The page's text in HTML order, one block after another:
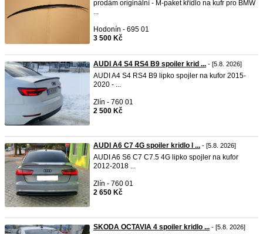
prodám originální - M-paket křídlo na kufr pro BMW
...
Hodonín - 695 01
3 500 Kč
AUDI A4 S4 RS4 B9 spoiler krid ... - [5.8. 2026]
AUDI A4 S4 RS4 B9 lipko spojler na kufor 2015-
2020 - ...
Zlín - 760 01
2 500 Kč
AUDI A6 C7 4G spoiler kridlo l ... - [5.8. 2026]
AUDI A6 S6 C7 C7.5 4G lipko spojler na kufor
2012-2018 ...
Zlín - 760 01
2 650 Kč
SKODA OCTAVIA 4 spoiler kridlo ... - [5.8. 2026]